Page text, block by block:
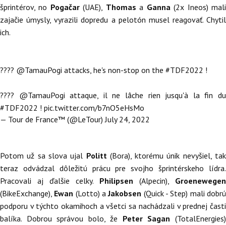
šprintérov, no Pogačar(UAE), Thomas a Ganna (2x Ineos) mali
zajačie úmysly, vyrazili dopredu a pelotón musel reagovať. Chytil
ich.
???? @TamauPogi attacks, he's non-stop on the #TDF2022 !
???? @TamauPogi attaque, il ne lâche rien jusqu'à la fin du
#TDF2022 ! pic.twitter.com/b7nO5eHsMo
— Tour de France™ (@LeTour)July 24, 2022
Potom už sa slova ujal Politt (Bora), ktorému únik nevyšiel, tak
teraz odvádzal dôležitú prácu pre svojho šprintérskeho lídra.
Pracovali aj ďalšie celky. Philipsen (Alpecin), Groenewegen
(BikeExchange), Ewan (Lotto) aJakobsen (Quick - Step) mali dobrú
podporu v týchto okamihoch a všetci sa nachádzali v prednej časti
balíka. Dobrou správou bolo, že Peter Sagan (TotalEnergies)